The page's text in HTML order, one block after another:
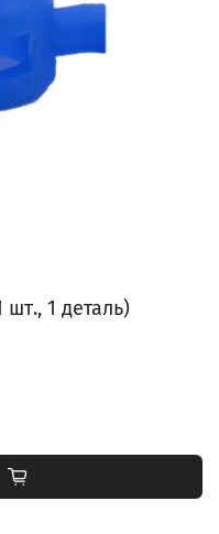
1 деталь)